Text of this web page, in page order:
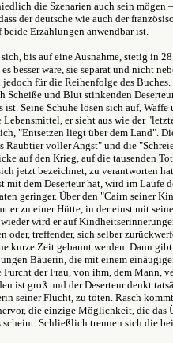
die Szenarien auch sein mögen
der deutsche wie auch der
beide Erzählungen anwendbar ist.
bis auf eine Ausnahme, stetig in
besser wäre, sie separat und nicht
jedoch für die Reihenfolge des
Scheiße und Blut stinkenden
ist. Seine Schuhe lösen sich auf,
Lebensmittel, er sieht aus wie der
"Entsetzen liegt über dem Land".
Raubtier voller Angst" und die
auf den Krieg, auf die tausenden
jetzt bezeichnet, zu verantworten
mit dem Deserteur hat, wird im Laufe
geringer. Über den "Cairn seiner
er zu einer Hütte, in der einst mit
wieder wird er auf
oder, treffender, sich selber
kurze Zeit gebannt werden. Dann gibt
Bäuerin, die mit einem
Furcht der Frau, von ihm, dem Mann,
ist groß und der Deserteur denkt
seiner Flucht, zu töten. Rasch
die einzige Möglichkeit, die das
scheint. Schließlich trennen sich die